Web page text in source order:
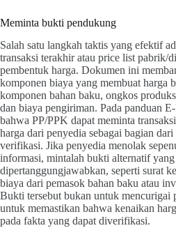
Meminta bukti pendukung
Salah satu langkah taktis yang efektif
transaksi terakhir atau price list pabrik/
pembentuk harga. Dokumen ini
komponen biaya yang membuat harga
komponen bahan baku, ongkos
dan biaya pengiriman. Pada panduan
bahwa PP/PPK dapat meminta
harga dari penyedia sebagai bagian dari
verifikasi. Jika penyedia menolak
informasi, mintalah bukti alternatif yang
dipertanggungjawabkan, seperti surat
biaya dari pemasok bahan baku atau
Bukti tersebut bukan untuk mencurigai
untuk memastikan bahwa kenaikan
pada fakta yang dapat diverifikasi.